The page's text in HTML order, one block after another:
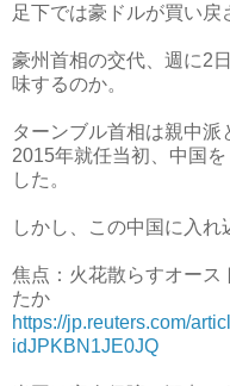
足下では豪ドルが買い戻
豪州首相の交代、週に2
味するのか。
ターンブル首相は親中派
2015年就任当初、中国
した。
しかし、この中国に入れ
焦点：火花散らすオース
たか
https://jp.reuters.com/
idJPKBN1JE0JQ